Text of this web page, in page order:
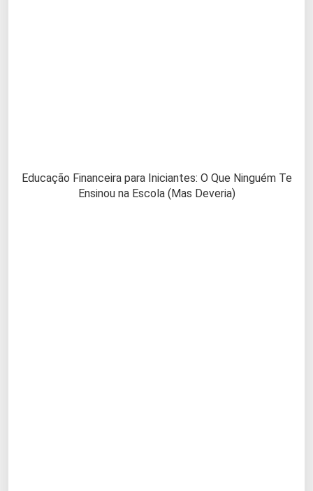
Educação Financeira para Iniciantes: O Que Ninguém Te
Ensinou na Escola (Mas Deveria)